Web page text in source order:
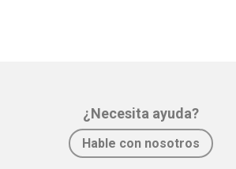
¿Necesita ayuda?
Hable con nosotros